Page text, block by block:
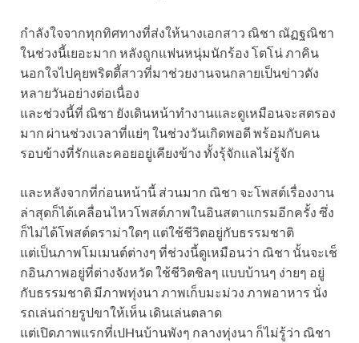
กำลังใจจากทุกทิศทางที่ส่งให้นางเอกสาว ณิชา ณัฏฐณิชา
ในช่วงนี้เยอะมาก หลังถูกแฟนหนุ่มนักร้อง โตโน่ ภาคิน
นอกใจไปคุยพริตตี้สาวที่มาช่วยงานจนกลายเป็นข่าวดัง
หลายวันอย่างต่อเนื่อง
และช่วงนี้ที่ ณิชา ยังเดินหน้าทำงานและดูเหมือนจะสตรอง
มาก ผ่านช่วงเวลาที่แย่ๆ ในช่วงวันเกิดพอดี พร้อมกับคน
รอบข้างที่รักและคอยอยู่เคียงข้าง ทั้งรุ้จักแลไม่รู้จัก
และหลังจากที่ก่อนหน้านี้ ส่วนมาก ณิชา จะโพสต์เรื่องงาน
ล่าสุดก็ได้เคลื่อนไหวโพสต์ภาพในอินสตาแกรมอีกครั้ง ซึ่ง
ก็ไม่ได้โพสต์ดราม่าใดๆ แต่ใช้ชีวิตอยู่กับธรรมชาติ
แต่เป็นภาพโมเมนต์ต่างๆ ที่ช่วงนี้ดูเหมือนว่า ณิชา นั้นจะเช็
กอินภาพอยู่ที่ต่างจังหวัด ใช้ชีวิตชิลๆ แบบบ้านๆ ง่ายๆ อยู่
กับธรรมชาติ มีภาพทุ่งนา ภาพเก็บมะม่วง ภาพอาหาร นั่ง
รถเล่นถ่ายรูปขาให้เห็น เดินเล่นตลาด
แต่เปิดภาพแรกที่เปHนบ้านพังๆ กลางทุ่งนา ก็ไม่รู้ว่า ณิชา